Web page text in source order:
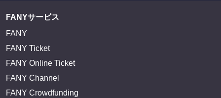
FANYサービス
FANY
FANY Ticket
FANY Online Ticket
FANY Channel
FANY Crowdfunding